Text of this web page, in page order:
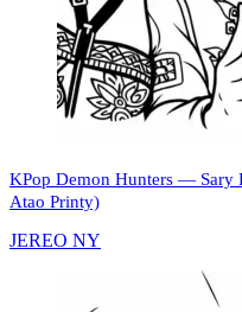
KPop Demon Hunters — Sary
Atao Printy)
JEREO NY